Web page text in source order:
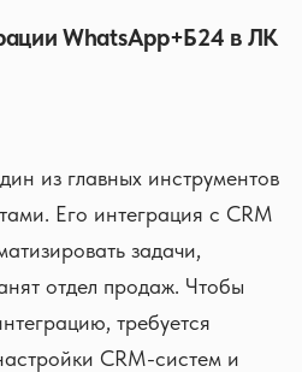
WhatsApp+Б24 в ЛК
из главных инструментов
Его интеграция с CRM
задачи,
отдел продаж. Чтобы
требуется
CRM-систем и